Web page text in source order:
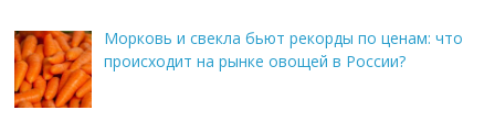
Морковь и свекла бьют рекорды по ценам: что
происходит на рынке овощей в России?